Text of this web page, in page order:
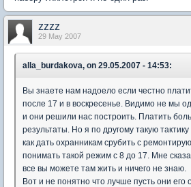
zzzz
29 May 2007
alla_burdakova, on 29.05.2007 - 14:53:
Вы знаете нам надоело если честно
после 17 и в воскресенье. Видимо не мы
и они решили нас построить. Платить
результаты. Но я по другому такую
как дать охранникам срубить с
понимать такой режим с 8 до 17. Мне
все вы можете там жить и ничего не знаю.
Вот и не понятно что лучше пусть они